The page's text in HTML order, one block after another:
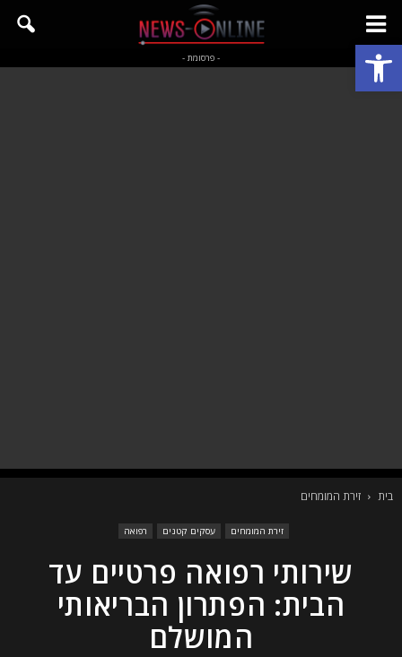
פתח סרגל נגישות - פרסומת -
בית זירת המומחים
זירת המומחים עסקים קטנים רפואה
שירותי רפואה פרטיים עד
הבית: הפתרון הבריאותי
המושלם